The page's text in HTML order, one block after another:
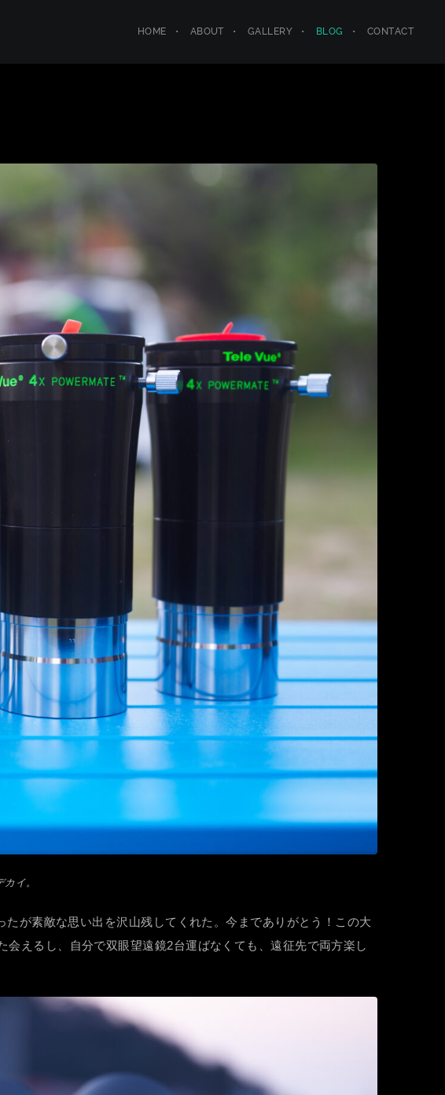
HOME ABOUT GALLERY BLOG CONTACT
イ。
が素敵な思い出を沢山残してくれた。今までありがとう！この大
えるし、自分で双眼望遠鏡2台運ばなくても、遠征先で両方楽し